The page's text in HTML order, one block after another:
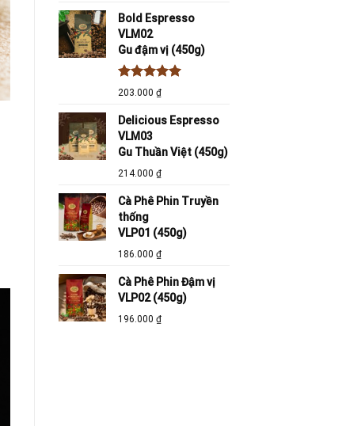
Bold Espresso
VLM02
Gu đậm vị (450g)
Được xếp
5 sao
203.000 ₫
Delicious Espresso
VLM03
Gu Thuần Việt (450g)
214.000 ₫
Cà Phê Phin Truyền
thống
VLP01 (450g)
186.000 ₫
Cà Phê Phin Đậm vị
VLP02 (450g)
196.000 ₫